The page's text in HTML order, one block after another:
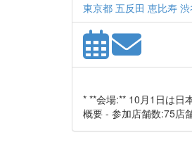
東京都 五反田 恵比寿
* **会場:** 10月1日は日
概要 - 参加店舗数:75店